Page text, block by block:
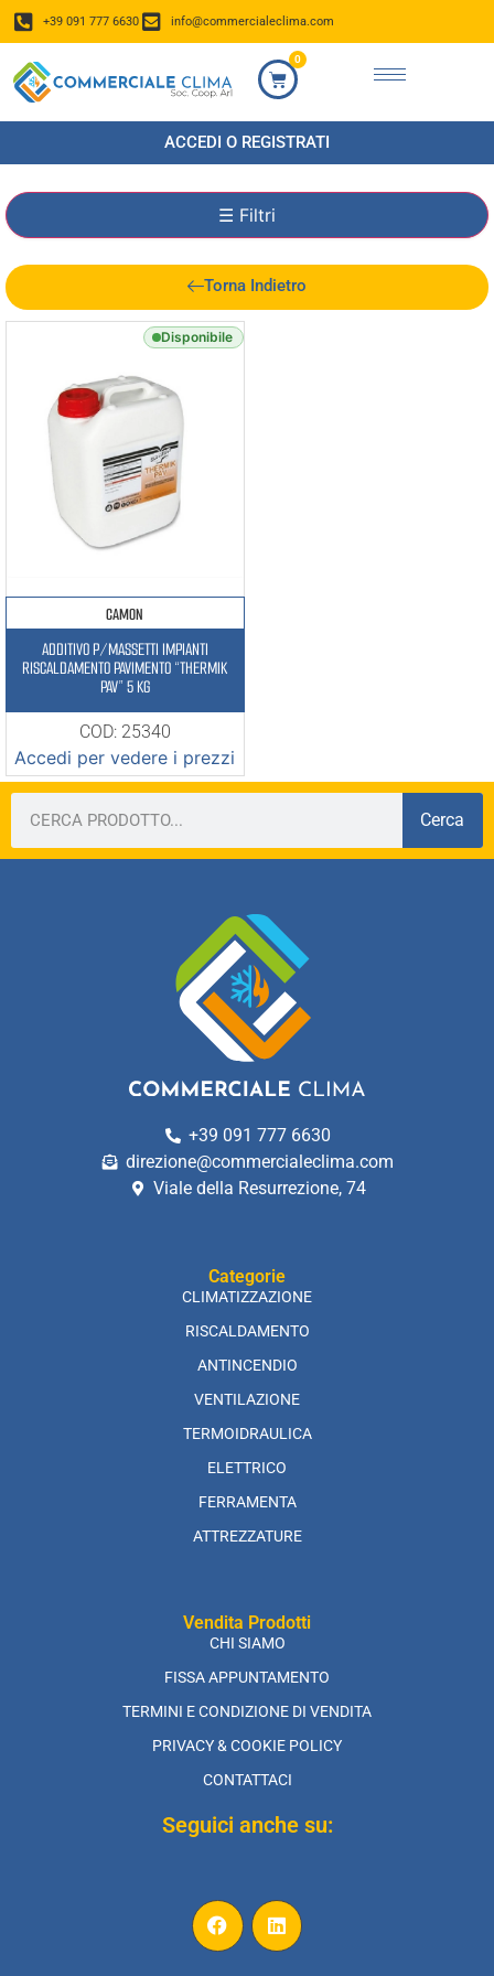
+39 091 777 6630 info@commercialeclima.com
0
ACCEDI O REGISTRATI
Torna Indietro
☰ Filtri
Disponibile
CAMON
ADDITIVO P/MASSETTI IMPIANTI
RISCALDAMENTO PAVIMENTO “THERMIK
PAV” 5 KG
COD: 25340
Accedi per vedere i prezzi
Cerca
+39 091 777 6630
direzione@commercialeclima.com
Viale della Resurrezione, 74
Categorie
CLIMATIZZAZIONE
RISCALDAMENTO
ANTINCENDIO
VENTILAZIONE
TERMOIDRAULICA
ELETTRICO
FERRAMENTA
ATTREZZATURE
Vendita Prodotti
CHI SIAMO
FISSA APPUNTAMENTO
TERMINI E CONDIZIONE DI VENDITA
PRIVACY & COOKIE POLICY
CONTATTACI
Seguici anche su: